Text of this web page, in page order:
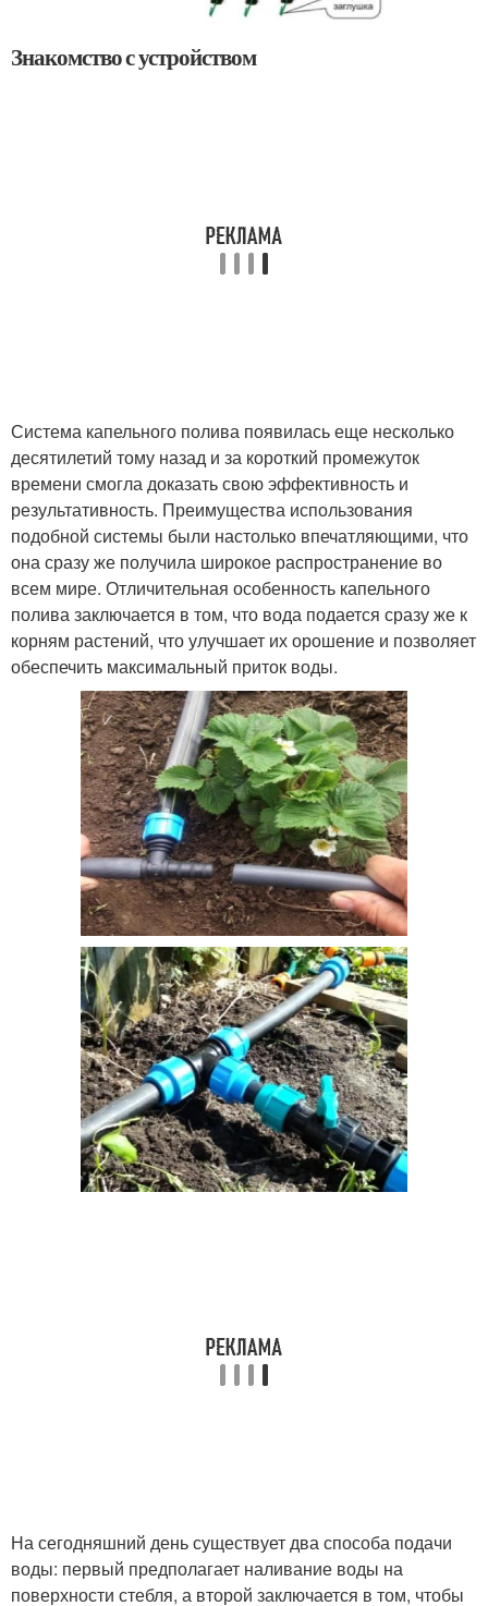
Знакомство с устройством
Система капельного полива появилась еще несколько
десятилетий тому назад и за короткий промежуток
времени смогла доказать свою эффективность и
результативность. Преимущества использования
подобной системы были настолько впечатляющими, что
она сразу же получила широкое распространение во
всем мире. Отличительная особенность капельного
полива заключается в том, что вода подается сразу же к
корням растений, что улучшает их орошение и позволяет
обеспечить максимальный приток воды.
На сегодняшний день существует два способа подачи
воды: первый предполагает наливание воды на
поверхности стебля, а второй заключается в том, чтобы